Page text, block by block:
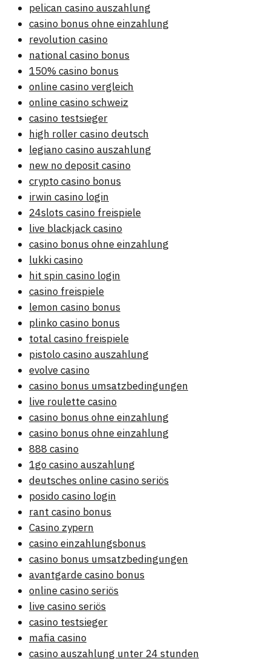
pelican casino auszahlung
casino bonus ohne einzahlung
revolution casino
national casino bonus
150% casino bonus
online casino vergleich
online casino schweiz
casino testsieger
high roller casino deutsch
legiano casino auszahlung
new no deposit casino
crypto casino bonus
irwin casino login
24slots casino freispiele
live blackjack casino
casino bonus ohne einzahlung
lukki casino
hit spin casino login
casino freispiele
lemon casino bonus
plinko casino bonus
total casino freispiele
pistolo casino auszahlung
evolve casino
casino bonus umsatzbedingungen
live roulette casino
casino bonus ohne einzahlung
casino bonus ohne einzahlung
888 casino
1go casino auszahlung
deutsches online casino seriös
posido casino login
rant casino bonus
Casino zypern
casino einzahlungsbonus
casino bonus umsatzbedingungen
avantgarde casino bonus
online casino seriös
live casino seriös
casino testsieger
mafia casino
casino auszahlung unter 24 stunden